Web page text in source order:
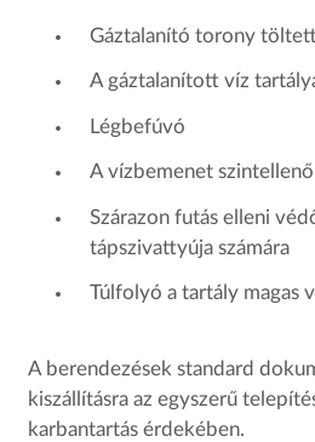
Gáztalanító torony
A gáztalanított víz
Légbefúvó
A vízbemenet
Szárazon futás elleni
tápszivattyúja számára
Túlfolyó a tartály magas
A berendezések standard
kiszállításra az egyszerű
karbantartás érdekében.